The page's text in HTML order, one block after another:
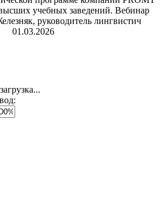
учебных заведений. Вебинар
руководитель лингвистич
01.03.2026